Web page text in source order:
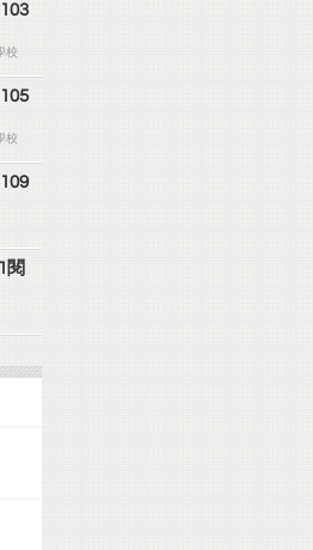
校
校
閱